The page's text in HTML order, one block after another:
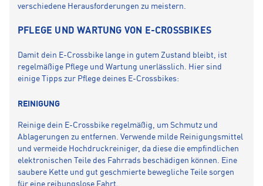
verschiedene Herausforderungen zu meistern.
PFLEGE UND WARTUNG VON E-CROSSBIKES
Damit dein E-Crossbike lange in gutem Zustand bleibt, ist
regelmäßige Pflege und Wartung unerlässlich. Hier sind
einige Tipps zur Pflege deines E-Crossbikes:
REINIGUNG
Reinige dein E-Crossbike regelmäßig, um Schmutz und
Ablagerungen zu entfernen. Verwende milde Reinigungsmittel
und vermeide Hochdruckreiniger, da diese die empfindlichen
elektronischen Teile des Fahrrads beschädigen können. Eine
saubere Kette und gut geschmierte bewegliche Teile sorgen
für eine reibungslose Fahrt.